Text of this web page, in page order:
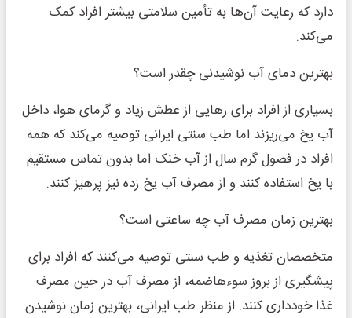
دارد که رعایت آن‌ها به تأمین سلامتی بیشتر افراد کمک
می‌کند.
بهترین دمای آب نوشیدنی چقدر است؟
بسیاری از افراد برای رهایی از عطش زیاد و گرمای هوا، داخل
آب یخ می‌ریزند اما طب سنتی ایرانی توصیه می‌کند که همه
افراد در فصول گرم سال از آب خنک اما بدون تماس مستقیم
با یخ استفاده کنند و از مصرف آب یخ زده نیز پرهیز کنند.
بهترین زمان مصرف آب چه ساعتی است؟
متخصصان تغذیه و طب سنتی توصیه می‌کنند که افراد برای
پیشگیری از بروز سوءهاضمه، از مصرف آب در حین مصرف
غذا خودداری کنند. از منظر طب ایرانی، بهترین زمان نوشیدن